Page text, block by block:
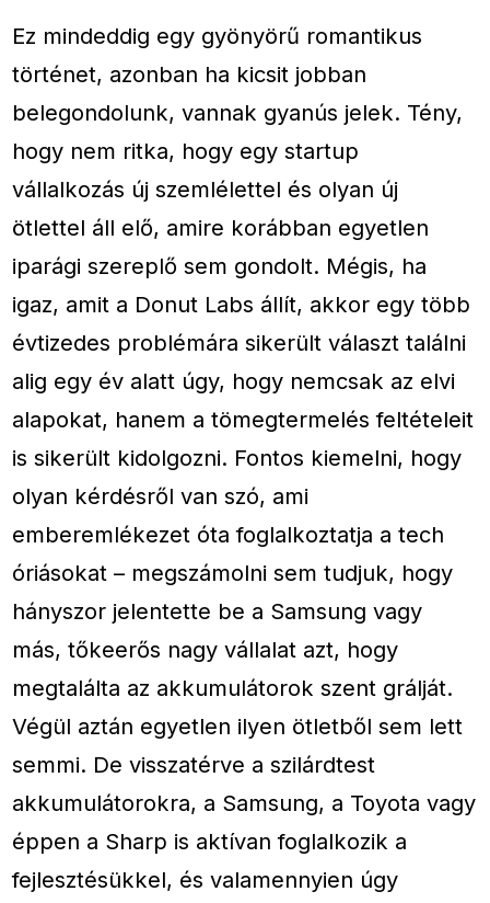
Ez mindeddig egy gyönyörű romantikus
történet, azonban ha kicsit jobban
belegondolunk, vannak gyanús jelek. Tény,
hogy nem ritka, hogy egy startup
vállalkozás új szemlélettel és olyan új
ötlettel áll elő, amire korábban egyetlen
iparági szereplő sem gondolt. Mégis, ha
igaz, amit a Donut Labs állít, akkor egy több
évtizedes problémára sikerült választ találni
alig egy év alatt úgy, hogy nemcsak az elvi
alapokat, hanem a tömegtermelés feltételeit
is sikerült kidolgozni. Fontos kiemelni, hogy
olyan kérdésről van szó, ami
emberemlékezet óta foglalkoztatja a tech
óriásokat – megszámolni sem tudjuk, hogy
hányszor jelentette be a Samsung vagy
más, tőkeerős nagy vállalat azt, hogy
megtalálta az akkumulátorok szent grálját.
Végül aztán egyetlen ilyen ötletből sem lett
semmi. De visszatérve a szilárdtest
akkumulátorokra, a Samsung, a Toyota vagy
éppen a Sharp is aktívan foglalkozik a
fejlesztésükkel, és valamennyien úgy